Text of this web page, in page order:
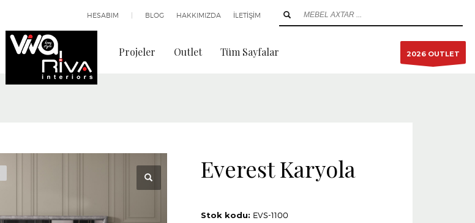
HESABIM BLOG HAKKIMIZDA İLETİŞİM
Projeler Outlet Tüm Sayfalar 2026 OUTLET
Everest Karyola
Stok kodu: EVS-1100